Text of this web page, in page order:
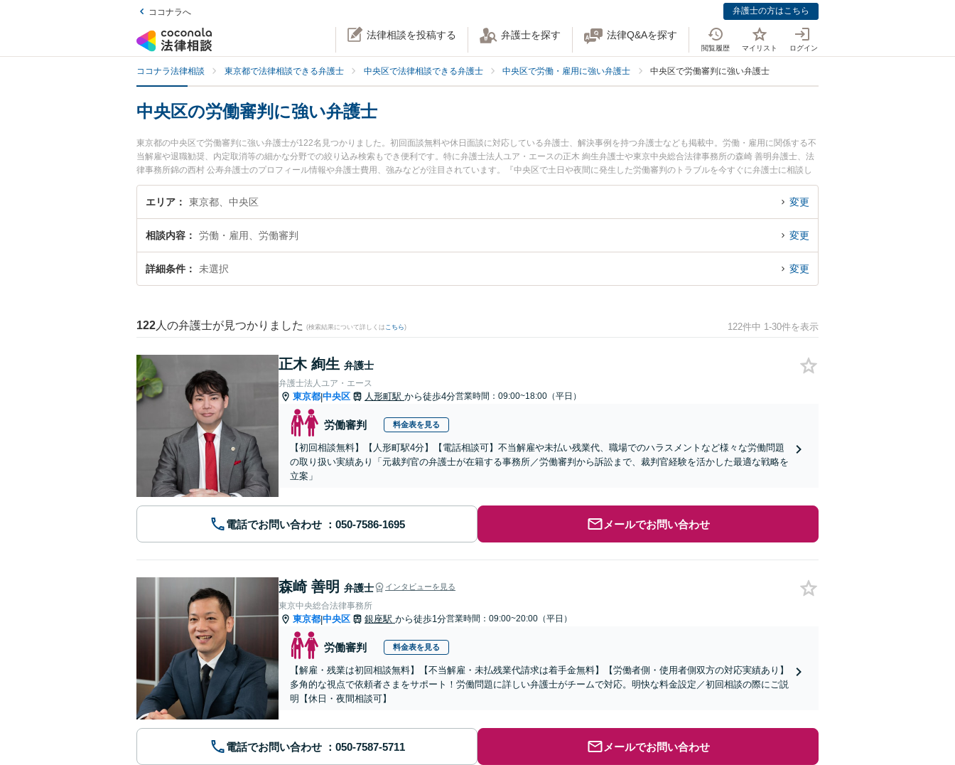
ココナラへ 弁護士の方はこちら
法律相談を投稿する 弁護士を探す 法律Q&Aを探す
閲覧履歴 マイリスト ログイン
ココナラ法律相談 東京都で法律相談できる弁護士 中央区で法律相談できる弁護士 中央区で労働・雇用に強い弁護士 中央区で労働審判に強い弁護士
中央区の労働審判に強い弁護士
東京都の中央区で労働審判に強い弁護士が122名見つかりました。初回面談無料や休日面談に対応している弁護士、解決事例を持つ弁護士なども掲載中。労働・雇用に関係する不
当解雇や退職勧奨、内定取消等の細かな分野での絞り込み検索もでき便利です。特に弁護士法人ユア・エースの正木 絢生弁護士や東京中央総合法律事務所の森崎 善明弁護士、法
律事務所錦の西村 公寿弁護士のプロフィール情報や弁護士費用、強みなどが注目されています。『中央区で土日や夜間に発生した労働審判のトラブルを今すぐに弁護士に相談し
たい』『労働審判のトラブル解決の実績豊富な近くの弁護士を検索したい』『初回相談無料で労働審判を法律相談できる中央区内の弁護士に相談予約したい』などでお困りの相談
者さんにおすすめです。
エリア 東京都、中央区 変更
相談内容 労働・雇用、労働審判 変更
詳細条件 未選択 変更
122 人の弁護士が見つかりました (検索結果について詳しくは こちら) 122件中 1-30件を表示
正木 絢生 弁護士
弁護士法人ユア・エース
東京都|中央区 人形町駅 から徒歩4分営業時間：09:00~18:00（平日）
労働審判 料金表を見る
【初回相談無料】【人形町駅4分】【電話相談可】不当解雇や未払い残業代、職場でのハラスメントなど様々な労働問題
の取り扱い実績あり「元裁判官の弁護士が在籍する事務所／労働審判から訴訟まで、裁判官経験を活かした最適な戦略を
立案」
電話でお問い合わせ メールでお問い合わせ
森崎 善明 弁護士 インタビューを見る
東京中央総合法律事務所
東京都|中央区 銀座駅 から徒歩1分営業時間：09:00~20:00（平日）
労働審判 料金表を見る
【解雇・残業は初回相談無料】【不当解雇・未払残業代請求は着手金無料】【労働者側・使用者側双方の対応実績あり】
多角的な視点で依頼者さまをサポート！労働問題に詳しい弁護士がチームで対応。明快な料金設定／初回相談の際にご説
明【休日・夜間相談可】
電話でお問い合わせ メールでお問い合わせ